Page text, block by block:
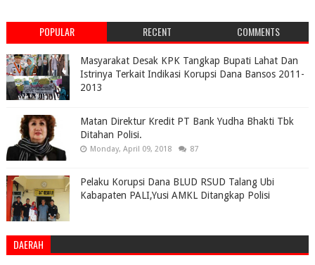
POPULAR RECENT COMMENTS
Masyarakat Desak KPK Tangkap Bupati Lahat Dan
Istrinya Terkait Indikasi Korupsi Dana Bansos 2011-
2013
Matan Direktur Kredit PT Bank Yudha Bhakti Tbk
Ditahan Polisi.
Monday, April 09, 2018 87
Pelaku Korupsi Dana BLUD RSUD Talang Ubi
Kabapaten PALI,Yusi AMKL Ditangkap Polisi
DAERAH